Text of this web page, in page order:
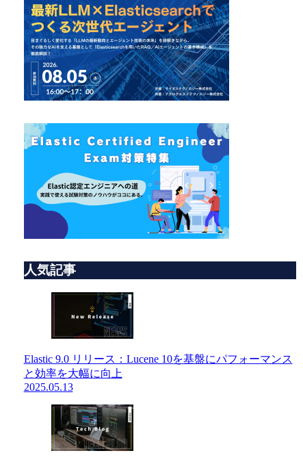
人気記事
Elastic 9.0 リリース：Lucene 10を基盤にパフォーマンス
と効率を大幅に向上
2025.05.13